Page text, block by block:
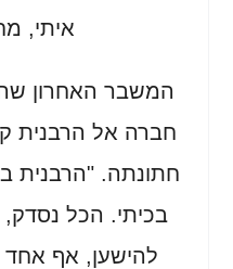
איתי,
המשבר האחרון
חברה אל הרבנית
חתונתה. "הרבנית
בכיתי. הכל נסדק,
להישען, אף אחד